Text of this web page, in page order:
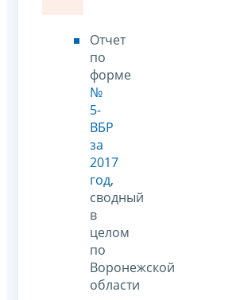
Отчет
по
форме
№
5-
ВБР
за
2017
год,
сводный
в
целом
по
Воронежской
области